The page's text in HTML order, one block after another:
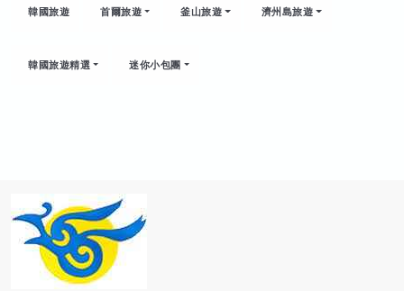
韓國旅遊 首爾旅遊 釜山旅遊 濟州島旅遊
韓國旅遊精選 迷你小包團